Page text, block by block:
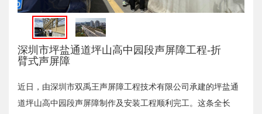
深圳市坪盐通道坪山高中园段声屏障工程-折
臂式声屏障
近日，由深圳市双禹王声屏障工程技术有限公司承建的坪盐通
道坪山高中园段声屏障制作及安装工程顺利完工。这条全长